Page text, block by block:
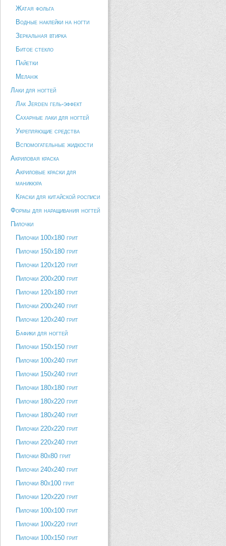
Жатая фольга
Водные наклейки на ногти
Зеркальная втирка
Битое стекло
Пайетки
Меланж
Лаки для ногтей
Лак Jerden гель-эффект
Сахарные лаки для ногтей
Укрепляющие средства
Вспомогательные жидкости
Акриловая краска
Акриловые краски для
маникюра
Краски для китайской росписи
Формы для наращивания ногтей
Пилочки
Пилочки 100х180 грит
Пилочки 150х180 грит
Пилочки 120х120 грит
Пилочки 200х200 грит
Пилочки 120х180 грит
Пилочки 200х240 грит
Пилочки 120х240 грит
Бафики для ногтей
Пилочки 150х150 грит
Пилочки 100х240 грит
Пилочки 150х240 грит
Пилочки 180х180 грит
Пилочки 180х220 грит
Пилочки 180х240 грит
Пилочки 220х220 грит
Пилочки 220х240 грит
Пилочки 80х80 грит
Пилочки 240х240 грит
Пилочки 80х100 грит
Пилочки 120х220 грит
Пилочки 100х100 грит
Пилочки 100х220 грит
Пилочки 100х150 грит